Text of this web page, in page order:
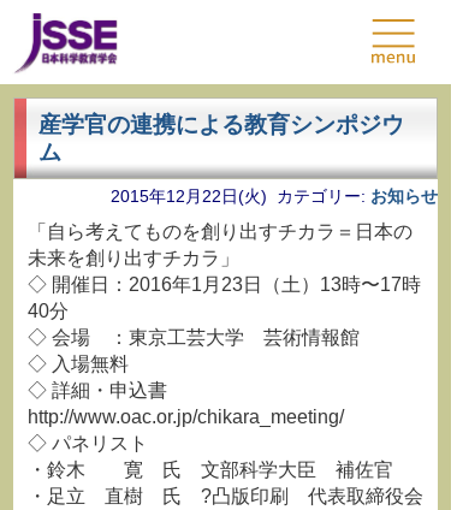
産学官の連携による教育シンポジウ
ム
2015年12月22日(火) カテゴリー: お知らせ
「自ら考えてものを創り出すチカラ＝日本の
未来を創り出すチカラ」
◇ 開催日：2016年1月23日（土）13時〜17時
40分
◇ 会場 ：東京工芸大学 芸術情報館
◇ 入場無料
◇ 詳細・申込書
http://www.oac.or.jp/chikara_meeting/
◇ パネリスト
・鈴木 寛 氏 文部科学大臣 補佐官
・足立 直樹 氏 ?凸版印刷 代表取締役会